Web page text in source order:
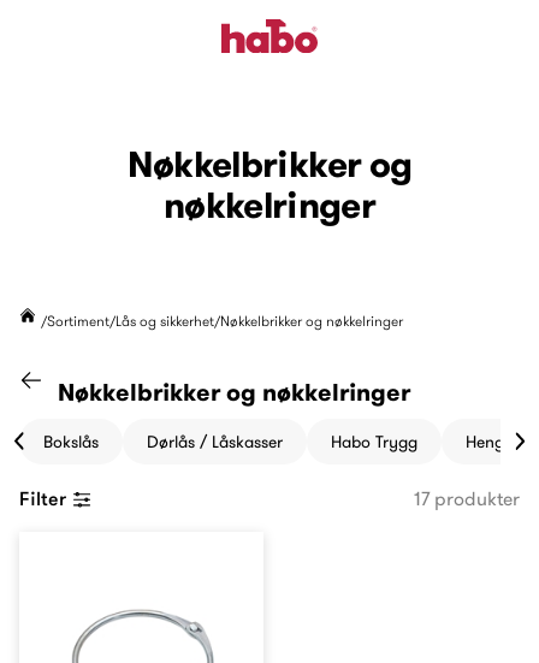
Nøkkelbrikker og
nøkkelringer
Sortiment Lås og sikkerhet Nøkkelbrikker og nøkkelringer
Gå til "Lås og sikkerhet" kategori
Nøkkelbrikker og nøkkelringer
Bokslås Dørlås / Låskasser Habo Trygg Hengelås
Filter 17 produkter